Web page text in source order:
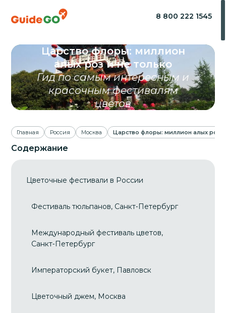
8 800 222 1545
Царство флоры: миллион
алых роз и не только
Гид по самым интересным и
красочным фестивалям
цветов
Главная Россия Москва Царство флоры: миллион алых роз и
Содержание
Цветочные фестивали в России
Фестиваль тюльпанов, Санкт‑Петербург
Международный фестиваль цветов,
Санкт‑Петербург
Императорский букет, Павловск
Цветочный джем, Москва